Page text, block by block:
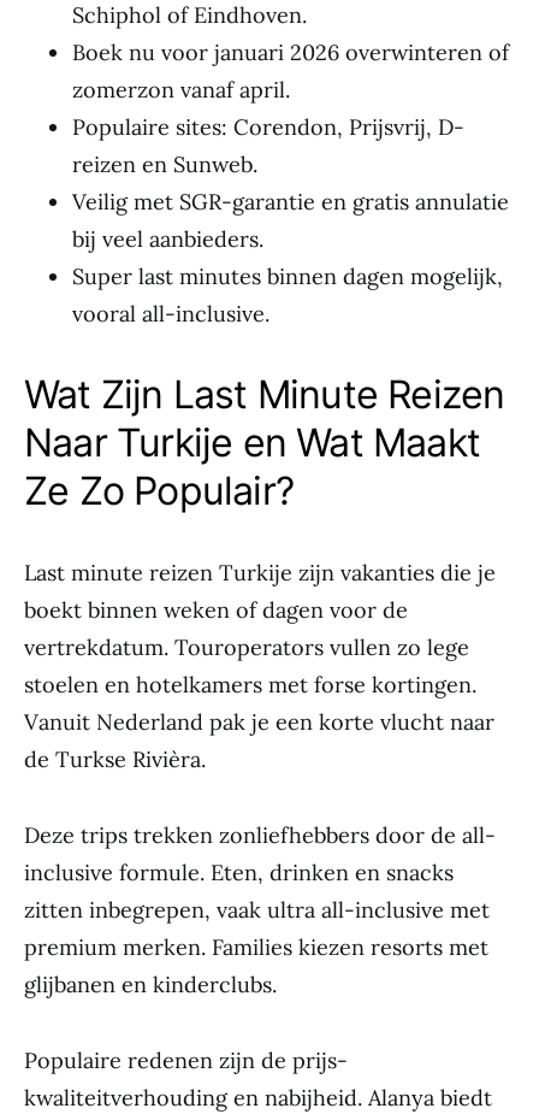
Schiphol of Eindhoven.
Boek nu voor januari 2026 overwinteren of
zomerzon vanaf april.
Populaire sites: Corendon, Prijsvrij, D-
reizen en Sunweb.
Veilig met SGR-garantie en gratis annulatie
bij veel aanbieders.
Super last minutes binnen dagen mogelijk,
vooral all-inclusive.
Wat Zijn Last Minute Reizen
Naar Turkije en Wat Maakt
Ze Zo Populair?
Last minute reizen Turkije zijn vakanties die je
boekt binnen weken of dagen voor de
vertrekdatum. Touroperators vullen zo lege
stoelen en hotelkamers met forse kortingen.
Vanuit Nederland pak je een korte vlucht naar
de Turkse Rivièra.
Deze trips trekken zonliefhebbers door de all-
inclusive formule. Eten, drinken en snacks
zitten inbegrepen, vaak ultra all-inclusive met
premium merken. Families kiezen resorts met
glijbanen en kinderclubs.
Populaire redenen zijn de prijs-
kwaliteitverhouding en nabijheid. Alanya biedt